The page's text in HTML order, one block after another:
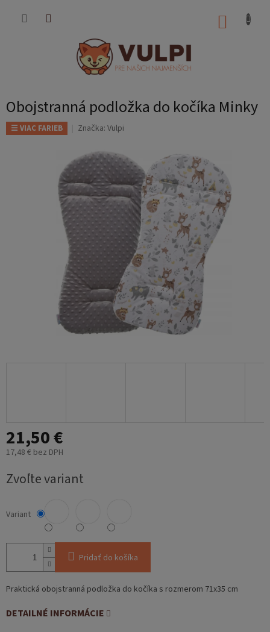
Obojstranná podložka do kočíka Minky
☰ VIAC FARIEB Značka: Vulpi
21,50 €
17,48 € bez DPH
cena:
Zvoľte variant
Variant
Pridať do košíka
Praktická obojstranná podložka do kočíka s rozmerom 71x35 cm
DETAILNÉ INFORMÁCIE